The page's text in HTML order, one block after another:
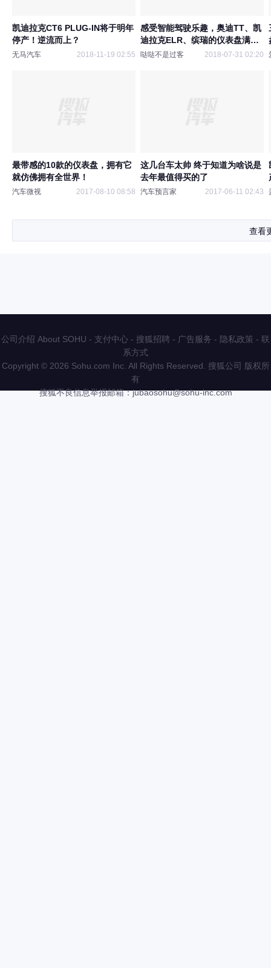
凯迪拉克CT6 PLUG-IN将于明年
停产！逆流而上？
无马汽车 2018-11-19 02:55
感受智能驾驶乐趣，奥迪TT、凯
迪拉克ELR、缤瑞的仪表盘满满
科技感
哒哒不是过客 2018-07-31 02:20
最带感的10款的仪表盘，拥有它
就仿佛拥有全世界！
汽车微视 2017-08-10 08:58
这几台车太帅 终于知道为啥说是
去年最值得买的了
汽车预言家 2017-06-11 02:43
查看
公司介绍 About SOHU - 支付中心 - 搜狐招聘 - 广告服务 - 隐私政策 - 联
系方式
Copyright © 2026 Sohu.com Inc. All Rights Reserved. 搜狐公司 版权所
有
搜狐不良信息举报邮箱：jubaosohu@sohu-inc.com